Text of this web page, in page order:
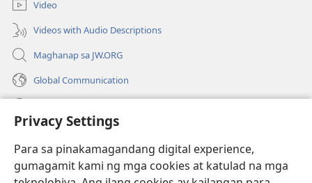
Privacy Settings
Para sa pinakamagandang digital experience,
gumagamit kami ng mga cookies at katulad na mga
window)
Video
Videos with Audio Descriptions
Maghanap sa JW.ORG
Global Communication
(may
na
Watchtower ONLINE LIBRARY™